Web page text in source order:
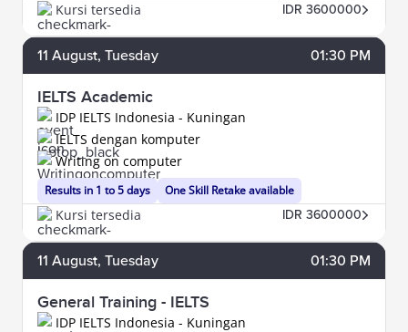
Kursi tersedia IDR 3600000
11 August, Tuesday 01:30 PM
IELTS Academic
IDP IELTS Indonesia - Kuningan
Results in 1 to 5 days
IELTS dengan komputer
Writing on computer
One Skill Retake available
Kursi tersedia IDR 3600000
11 August, Tuesday 01:30 PM
General Training - IELTS
IDP IELTS Indonesia - Kuningan